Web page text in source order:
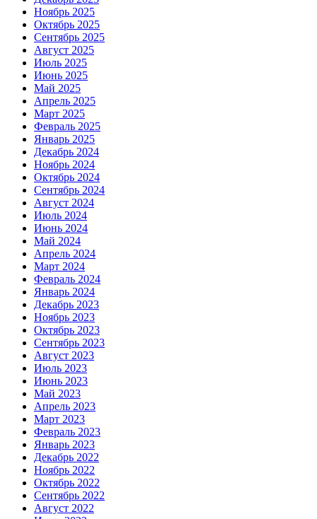
Ноябрь 2025
Октябрь 2025
Сентябрь 2025
Август 2025
Июль 2025
Июнь 2025
Май 2025
Апрель 2025
Март 2025
Февраль 2025
Январь 2025
Декабрь 2024
Ноябрь 2024
Октябрь 2024
Сентябрь 2024
Август 2024
Июль 2024
Июнь 2024
Май 2024
Апрель 2024
Март 2024
Февраль 2024
Январь 2024
Декабрь 2023
Ноябрь 2023
Октябрь 2023
Сентябрь 2023
Август 2023
Июль 2023
Июнь 2023
Май 2023
Апрель 2023
Март 2023
Февраль 2023
Январь 2023
Декабрь 2022
Ноябрь 2022
Октябрь 2022
Сентябрь 2022
Август 2022